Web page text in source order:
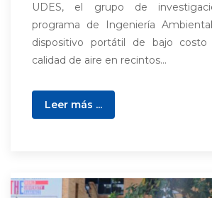
UDES, el grupo de
programa de Ingeniería
dispositivo portátil de bajo
calidad de aire en recintos...
Leer más ...